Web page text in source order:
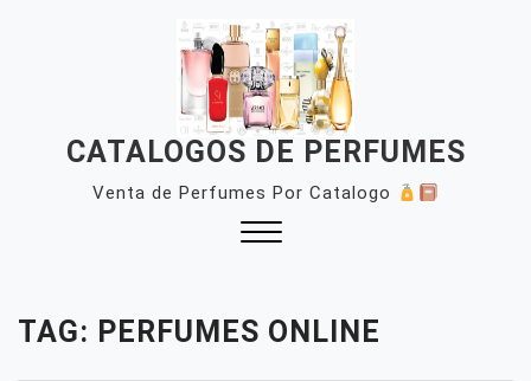
CATALOGOS DE PERFUMES
Venta de Perfumes Por Catalogo
TAG: PERFUMES ONLINE